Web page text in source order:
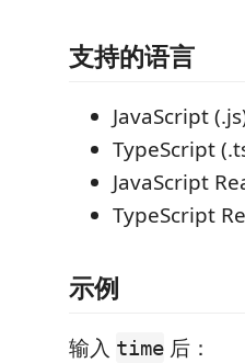
支持的语言
JavaScript
TypeScript
JavaScript
TypeScript
示例
输入 time 后：